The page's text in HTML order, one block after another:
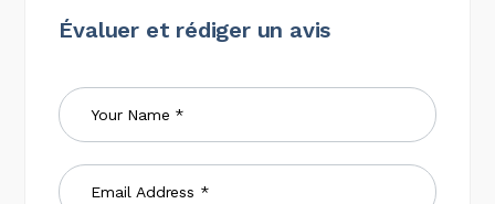
Évaluer et rédiger un avis